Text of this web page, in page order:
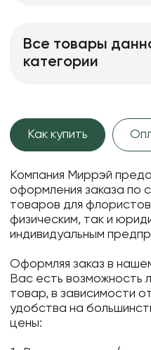
Все товары
категории
Как купить
Компания Миррэй
оформления заказа по
товаров для
физическим, так и
индивидуальным
Оформляя заказ в
Вас есть возможность
товар, в зависимости
удобства на
цены: